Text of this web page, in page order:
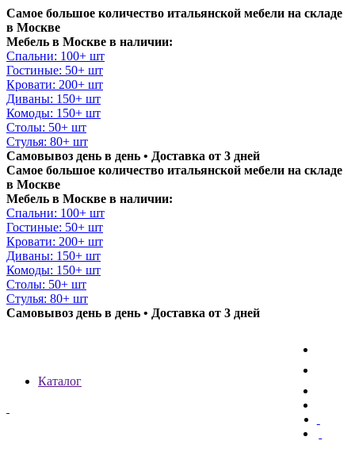
Самое большое количество итальянской мебели на складе
в Москве
Мебель в Москве в наличии:
Спальни: 100+ шт
Гостиные: 50+ шт
Кровати: 200+ шт
Диваны: 150+ шт
Комоды: 150+ шт
Столы: 50+ шт
Стулья: 80+ шт
Самовывоз день в день • Доставка от 3 дней
Самое большое количество итальянской мебели на складе
в Москве
Мебель в Москве в наличии:
Спальни: 100+ шт
Гостиные: 50+ шт
Кровати: 200+ шт
Диваны: 150+ шт
Комоды: 150+ шт
Столы: 50+ шт
Стулья: 80+ шт
Самовывоз день в день • Доставка от 3 дней
Каталог